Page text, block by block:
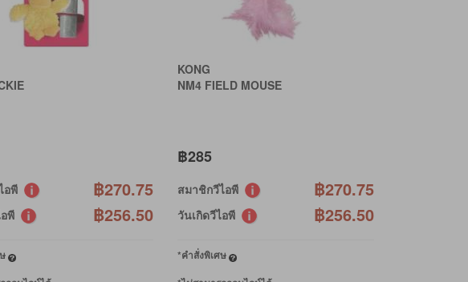
อพี ฿270.75
พี ฿256.50
KONG
NM4 FIELD MOUSE
฿285
สมาชิกวีไอพี ฿270.75
วันเกิดวีไอพี ฿256.50
*คำสั่งพิเศษ